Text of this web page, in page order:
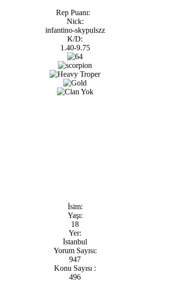
Rep Puanı:
Nick:
infantino-skypulszz
K/D:
1.40-9.75
İsim:
Yaşı:
18
Yer:
İstanbul
Yorum Sayısı:
947
Konu Sayısı :
496